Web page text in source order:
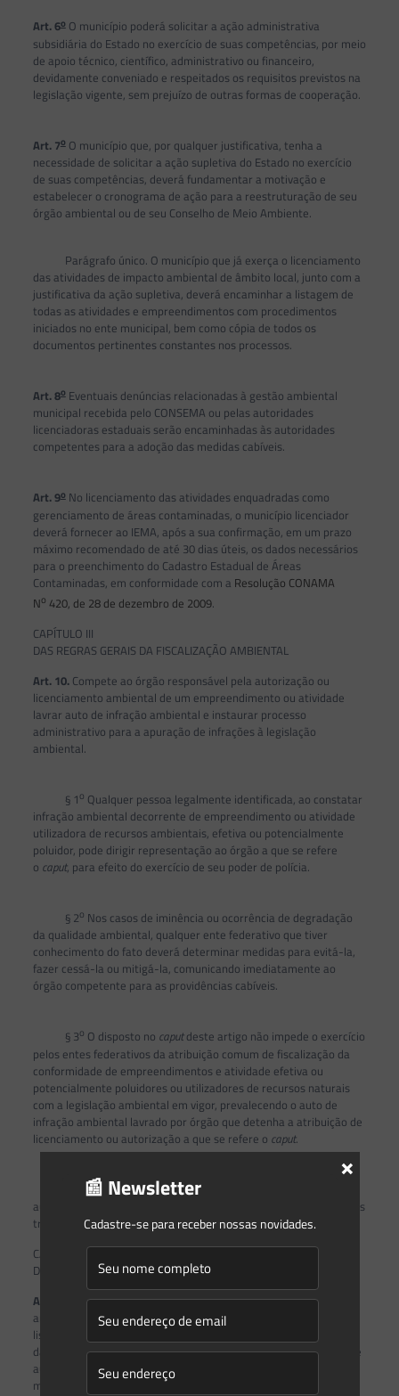
Art. 6oO município poderá solicitar a ação administrativa
subsidiária do Estado no exercício de suas competências, por meio
de apoio técnico, científico, administrativo ou financeiro,
devidamente conveniado e respeitados os requisitos previstos na
legislação vigente, sem prejuízo de outras formas de cooperação.
Art. 7oO município que, por qualquer justificativa, tenha a
necessidade de solicitar a ação supletiva do Estado no exercício
de suas competências, deverá fundamentar a motivação e
estabelecer o cronograma de ação para a reestruturação de seu
órgão ambiental ou de seu Conselho de Meio Ambiente.
Parágrafo único. O município que já exerça o licenciamento
das atividades de impacto ambiental de âmbito local, junto com a
justificativa da ação supletiva, deverá encaminhar a listagem de
todas as atividades e empreendimentos com procedimentos
iniciados no ente municipal, bem como cópia de todos os
documentos pertinentes constantes nos processos.
Art. 8oEventuais denúncias relacionadas à gestão ambiental
municipal recebida pelo CONSEMA ou pelas autoridades
licenciadoras estaduais serão encaminhadas às autoridades
competentes para a adoção das medidas cabíveis.
Art. 9oNo licenciamento das atividades enquadradas como
gerenciamento de áreas contaminadas, o município licenciador
deverá fornecer ao IEMA, após a sua confirmação, em um prazo
máximo recomendado de até 30 dias úteis, os dados necessários
para o preenchimento do Cadastro Estadual de Áreas
Contaminadas, em conformidade com a Resolução CONAMA
No 420, de 28 de dezembro de 2009.
CAPÍTULO III
DAS REGRAS GERAIS DA FISCALIZAÇÃO AMBIENTAL
Art. 10.Compete ao órgão responsável pela autorização ou
licenciamento ambiental de um empreendimento ou atividade
lavrar auto de infração ambiental e instaurar processo
administrativo para a apuração de infrações à legislação
ambiental.
§ 1o Qualquer pessoa legalmente identificada, ao constatar
infração ambiental decorrente de empreendimento ou atividade
utilizadora de recursos ambientais, efetiva ou potencialmente
poluidor, pode dirigir representação ao órgão a que se refere
o caput, para efeito do exercício de seu poder de polícia.
§ 2o Nos casos de iminência ou ocorrência de degradação
da qualidade ambiental, qualquer ente federativo que tiver
conhecimento do fato deverá determinar medidas para evitá-la,
fazer cessá-la ou mitigá-la, comunicando imediatamente ao
órgão competente para as providências cabíveis.
§ 3o O disposto no caputdeste artigo não impede o exercício
pelos entes federativos da atribuição comum de fiscalização da
conformidade de empreendimentos e atividade efetiva ou
potencialmente poluidores ou utilizadores de recursos naturais
com a legislação ambiental em vigor, prevalecendo o auto de
infração ambiental lavrado por órgão que detenha a atribuição de
licenciamento ou autorização a que se refere o caput.
Os processos de fiscalização relativos a infrações
autuadas pelas autoridades licenciadoras estaduais seguirão seus
trâmites regulares, até o trânsito em julgado.
CAPÍTULO IV
DAS REGRAS DE TRANSIÇÃO DO LICENCIAMENTO
Art. 11.
Os requerimentos de licenciamento e autorização
ambiental, das atividades e empreendimentos previstos na atual
listagem constante nos Anexos I e II, que foram formalizados em
data anterior à vigência desta Resolução, bem como as licenças e
autorizações válidas, terão sua tramitação e prorrogação
mantidas perante as autoridades licenciadoras originárias até o
📰 Newsletter
Cadastre-se para receber nossas novidades.
×